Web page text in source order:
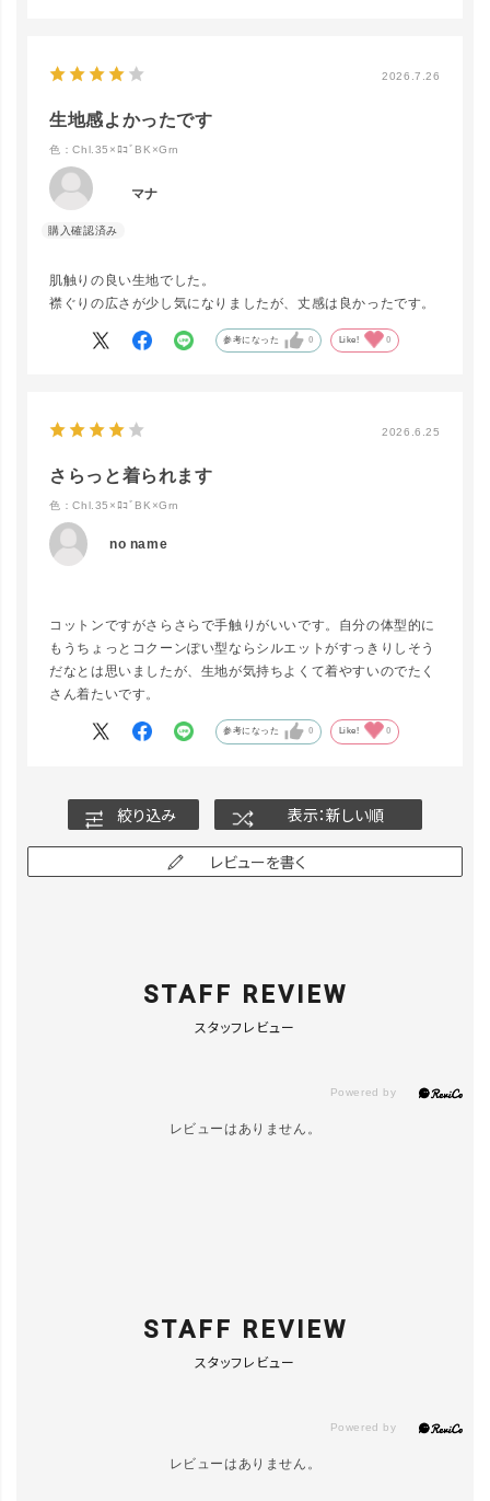
▲ 残りわずか
Chl.35×ﾛｺﾞ
ます。
2026.7.26
生地感よかったです
色：Chl.35×ﾛｺﾞBK×Grn
マナ
肌触りの良い生地でした。
襟ぐりの広さが少し気になりましたが、丈感は良かったです。
参考になった 0 Like! 0
2026.6.25
さらっと着られます
色：Chl.35×ﾛｺﾞBK×Grn
no name
コットンですがさらさらで手触りがいいです。自分の体型的に
もうちょっとコクーンぽい型ならシルエットがすっきりしそう
だなとは思いましたが、生地が気持ちよくて着やすいのでたく
さん着たいです。
参考になった 0 Like! 0
絞り込み 表示：新しい順
レビューを書く
STAFF REVIEW
スタッフレビュー
レビューはありません。
STAFF REVIEW
スタッフレビュー
レビューはありません。